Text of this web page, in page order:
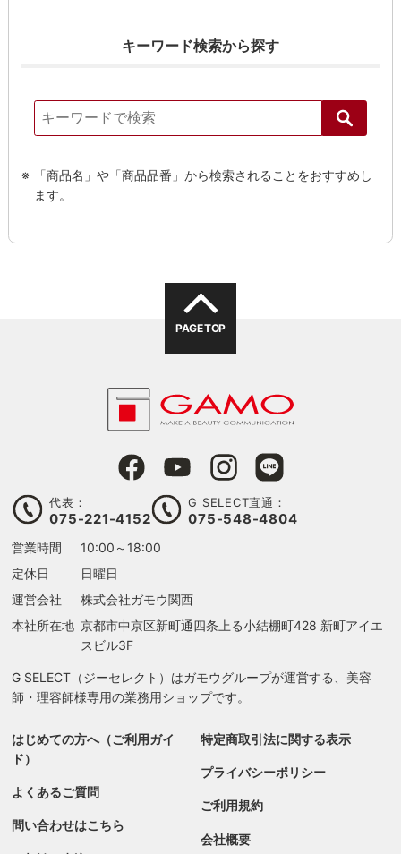
キーワード検索から探す
「商品名」や「商品品番」から検索されることをおすすめし
ます。
PAGE TOP
代表：
075-221-4152
G SELECT直通：
075-548-4804
営業時間
10:00～18:00
定休日
日曜日
運営会社
株式会社ガモウ関西
本社所在地 京都市中京区新町通四条上る小結棚町428 新町アイエ
スビル3F
G SELECT（ジーセレクト）はガモウグループが運営する、美容
師・理容師様専用の業務用ショップです。
はじめての方へ（ご利用ガイ
ド）
よくあるご質問
問い合わせはこちら
特定商取引法に関する表示
プライバシーポリシー
ご利用規約
会社概要